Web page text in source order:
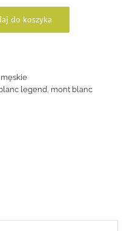
do koszyka
legend, mont blanc